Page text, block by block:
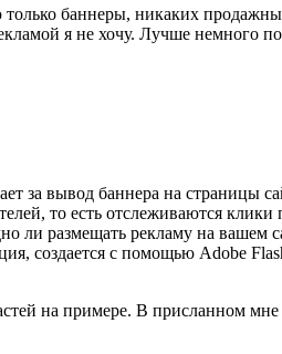
баннеры, никаких
я не хочу. Лучше немного
за вывод баннера на страницы
то есть отслеживаются
ли размещать рекламу на вашем
создается с помощью Adobe
на примере. В присланном